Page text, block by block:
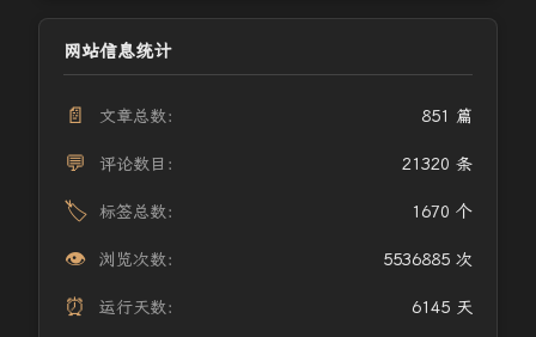
网站信息统计
📄 文章总数： 851 篇
💬 评论数目： 21320 条
🏷️ 标签总数： 1670 个
👁️ 浏览次数： 5536885 次
⏰ 运行天数： 6145 天